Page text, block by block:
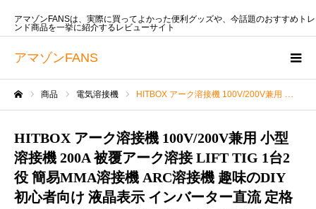
アマゾンFANS
アマゾンFANSは、実際に買ってよかった便利グッズや、今話題のおすすめトレ
ンド商品を一挙に紹介するレビューサイト
商品 電気溶接機 HITBOX アーク溶接機 100V/200V兼用 小型溶接機 200A 被覆アーク溶接 LIFT TIG 1台2役 簡易MMA溶接機 ARC溶接機 趣味のDIY 初心者向け 液晶表示 インバーター直流 定格使用率40％ 家庭用 軽量 日本語取扱説明書 AT2000
HITBOX アーク溶接機 100V/200V兼用 小型
溶接機 200A 被覆アーク溶接 LIFT TIG 1台2
役 簡易MMA溶接機 ARC溶接機 趣味のDIY
初心者向け 液晶表示 インバーター直流 定格